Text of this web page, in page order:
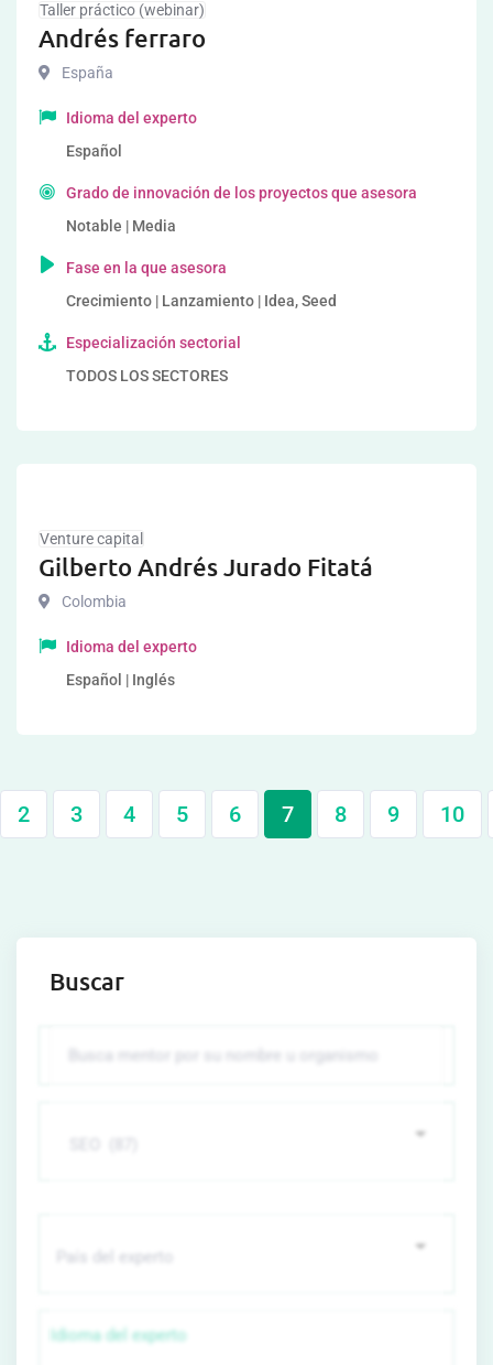
Taller práctico (webinar)
Andrés ferraro
España
Idioma del experto
Español
Grado de innovación de los proyectos que asesora
Notable | Media
Fase en la que asesora
Crecimiento | Lanzamiento | Idea, Seed
Especialización sectorial
TODOS LOS SECTORES
Venture capital
Gilberto Andrés Jurado Fitatá
Colombia
Idioma del experto
Español | Inglés
2 3 4 5 6 7 8 9 10
Buscar
Idioma del experto